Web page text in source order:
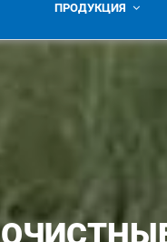
ПРОДУКЦИЯ